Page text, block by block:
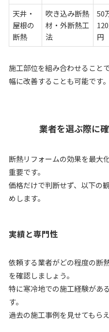
天井・
屋根の
断熱
吹き込み断熱
材・外断熱工
法
50
円
施工部位を組み合わせること
幅に改善することも可能です。
業者を選ぶ際に
断熱リフォームの効果を最大
重要です。
価格だけで判断せず、以下の
めします。
実績と専門性
依頼する業者がどの程度の断
を確認しましょう。
特に寒冷地での施工経験があ
す。
過去の施工事例を見せてもら